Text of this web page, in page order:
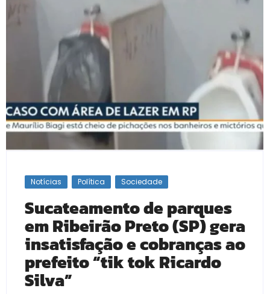
Notícias Política Sociedade
Sucateamento de parques
em Ribeirão Preto (SP) gera
insatisfação e cobranças ao
prefeito “tik tok Ricardo
Silva”